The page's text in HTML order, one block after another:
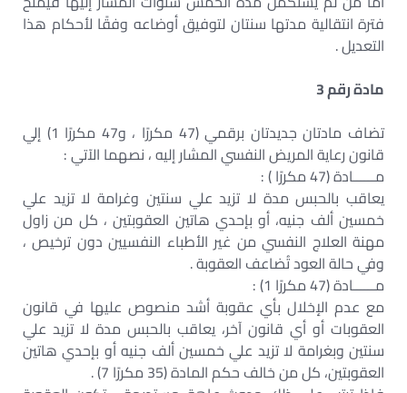
فترة انتقالية مدتها سنتان لتوفيق أوضاعه وفقًا لأحكام هذا
التعديل .
مادة رقم 3
تضاف مادتان جديدتان برقمي (47 مكررًا ، و47 مكررًا 1) إلي
قانون رعاية المريض النفسي المشار إليه ، نصهما الآتي :
مــــــادة (47 مكررًا ) :
يعاقب بالحبس مدة لا تزيد علي سنتين وغرامة لا تزيد علي
خمسين ألف جنيه، أو بإحدي هاتين العقوبتين ، كل من زاول
مهنة العلاج النفسي من غير الأطباء النفسيين دون ترخيص ،
وفي حالة العود تُضاعف العقوبة .
مــــــادة (47 مكررًا 1) :
مع عدم الإخلال بأي عقوبة أشد منصوص عليها في قانون
العقوبات أو أي قانون آخر، يعاقب بالحبس مدة لا تزيد علي
سنتين وبغرامة لا تزيد علي خمسين ألف جنيه أو بإحدي هاتين
العقوبتين، كل من خالف حكم المادة (35 مكررًا 7) .